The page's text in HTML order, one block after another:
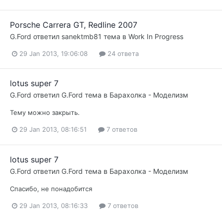
Porsche Carrera GT, Redline 2007
G.Ford ответил sanektmb81 тема в Work In Progress
29 Jan 2013, 19:06:08 24 ответа
lotus super 7
G.Ford ответил G.Ford тема в Барахолка - Моделизм
Тему можно закрыть.
29 Jan 2013, 08:16:51 7 ответов
lotus super 7
G.Ford ответил G.Ford тема в Барахолка - Моделизм
Спасибо, не понадобится
29 Jan 2013, 08:16:33 7 ответов